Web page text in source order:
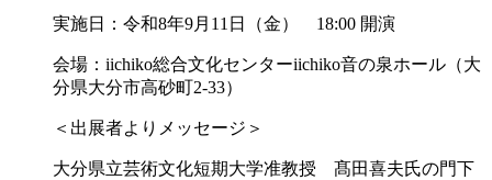
実施日：令和8年9月11日（金） 18:00 開演
会場：iichiko総合文化センターiichiko音の泉ホール（大
分県大分市高砂町2-33）
＜出展者よりメッセージ＞
大分県立芸術文化短期大学准教授 髙田喜夫氏の門下